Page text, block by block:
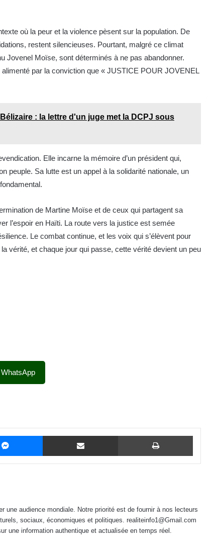
où la peur et la violence pèsent sur la population. De
restent silencieuses. Pourtant, malgré ce climat
Jovenel Moïse, sont déterminés à ne pas abandonner.
alimenté par la conviction que « JUSTICE POUR JOVENEL
: la lettre d'un juge met la DCPJ sous
Elle incarne la mémoire d’un président qui,
Sa lutte est un appel à la solidarité nationale, un
de Martine Moïse et de ceux qui partagent sa
l’espoir en Haïti. La route vers la justice est semée
Le combat continue, et les voix qui s’élèvent pour
vérité, et chaque jour qui passe, cette vérité devient un peu
Messenger Partager par email Imprimer
une audience mondiale. Notre priorité est de fournir à nos lecteurs
sociaux, économiques et politiques. realiteinfo1@Gmail.com
une information authentique et actualisée en temps réel.